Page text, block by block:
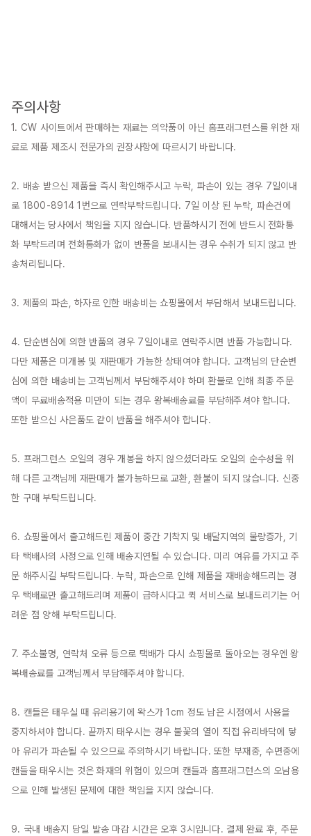
주의사항
1. CW 사이트에서 판매하는 재료는 의약품이 아닌 홈프래그런스를 위한 재
료로 제품 제조시 전문가의 권장사항에 따르시기 바랍니다.
2. 배송 받으신 제품을 즉시 확인해주시고 누락, 파손이 있는 경우 7일이내
로 1800-8914 1번으로 연락부탁드립니다. 7일 이상 된 누락, 파손건에
대해서는 당사에서 책임을 지지 않습니다. 반품하시기 전에 반드시 전화통
화 부탁드리며 전화통화가 없이 반품을 보내시는 경우 수취가 되지 않고 반
송처리됩니다.
3. 제품의 파손, 하자로 인한 배송비는 쇼핑몰에서 부담해서 보내드립니다.
4. 단순변심에 의한 반품의 경우 7일이내로 연락주시면 반품 가능합니다.
다만 제품은 미개봉 및 재판매가 가능한 상태여야 합니다. 고객님의 단순변
심에 의한 배송비는 고객님께서 부담해주셔야 하며 환불로 인해 최종 주문
액이 무료배송적용 미만이 되는 경우 왕복배송료를 부담해주셔야 합니다.
또한 받으신 사은품도 같이 반품을 해주셔야 합니다.
5. 프래그런스 오일의 경우 개봉을 하지 않으셨더라도 오일의 순수성을 위
해 다른 고객님께 재판매가 불가능하므로 교환, 환불이 되지 않습니다. 신중
한 구매 부탁드립니다.
6. 쇼핑몰에서 출고해드린 제품이 중간 기착지 및 배달지역의 물량증가, 기
타 택배사의 사정으로 인해 배송지연될 수 있습니다. 미리 여유를 가지고 주
문 해주시길 부탁드립니다. 누락, 파손으로 인해 제품을 재배송해드리는 경
우 택배로만 출고해드리며 제품이 급하시다고 퀵 서비스로 보내드리기는 어
려운 점 양해 부탁드립니다.
7. 주소불명, 연락처 오류 등으로 택배가 다시 쇼핑몰로 돌아오는 경우엔 왕
복배송료를 고객님께서 부담해주셔야 합니다.
8. 캔들은 태우실 때 유리용기에 왁스가 1cm 정도 남은 시점에서 사용을
중지하셔야 합니다. 끝까지 태우시는 경우 불꽃의 열이 직접 유리바닥에 닿
아 유리가 파손될 수 있으므로 주의하시기 바랍니다. 또한 부재중, 수면중에
캔들을 태우시는 것은 화재의 위험이 있으며 캔들과 홈프래그런스의 오남용
으로 인해 발생된 문제에 대한 책임을 지지 않습니다.
9. 국내 배송지 당일 발송 마감 시간은 오후 3시입니다. 결제 완료 후, 주문